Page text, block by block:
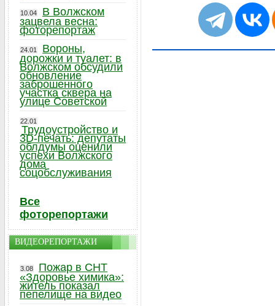
10.04
В Волжском
зацвела весна:
фоторепортаж
24.01
Вороны,
дорожки и туалет: в
Волжском обсудили
обновление
заброшенного
участка сквера на
улице Советской
22.01
Трудоустройство и
3D-печать: депутаты
облдумы оценили
успехи Волжского
дома
соцобслуживания
Все
фоторепортажи
ВИДЕОРЕПОРТАЖИ
3.08
Пожар в СНТ
«Здоровье химика»:
житель показал
пепелище на видео